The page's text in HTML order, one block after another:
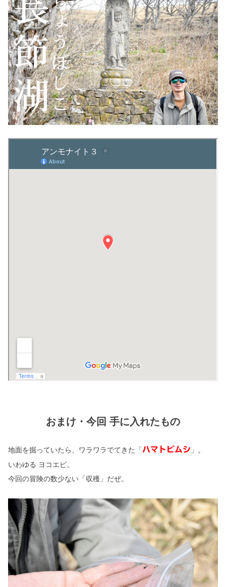
おまけ・今回 手に入れたもの
地面を掘っていたら、ワラワラでてきた「ハマトビムシ 」。
いわゆる ヨコエビ。
今回の冒険の数少ない「収穫」だぜ。